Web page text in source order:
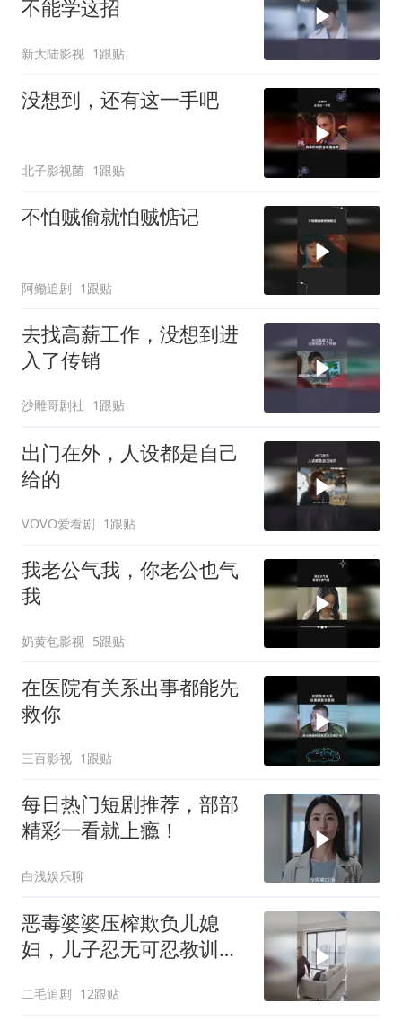
不能学这招
新大陆影视 1跟贴
没想到，还有这一手吧
北子影视菌 1跟贴
不怕贼偷就怕贼惦记
阿鳓追剧 1跟贴
去找高薪工作，没想到进
入了传销
沙雕哥剧社 1跟贴
出门在外，人设都是自己
给的
VOVO爱看剧 1跟贴
我老公气我，你老公也气
我
奶黄包影视 5跟贴
在医院有关系出事都能先
救你
三百影视 1跟贴
每日热门短剧推荐，部部
精彩一看就上瘾！
白浅娱乐聊
恶毒婆婆压榨欺负儿媳
妇，儿子忍无可忍教训母
二毛追剧 12跟贴